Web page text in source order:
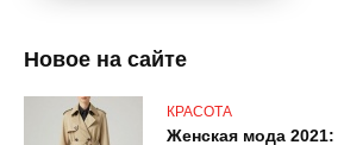
Новое на сайте
КРАСОТА
Женская мода 2021: